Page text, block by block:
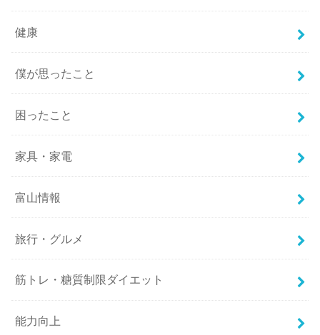
健康
僕が思ったこと
困ったこと
家具・家電
富山情報
旅行・グルメ
筋トレ・糖質制限ダイエット
能力向上